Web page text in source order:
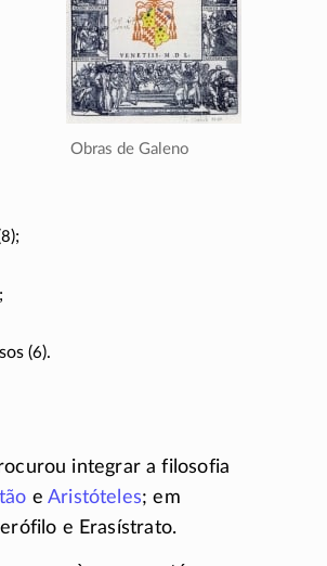
Obras de Galeno
(6).
integrar a filosofia
e Aristóteles; em
e Erasístrato.